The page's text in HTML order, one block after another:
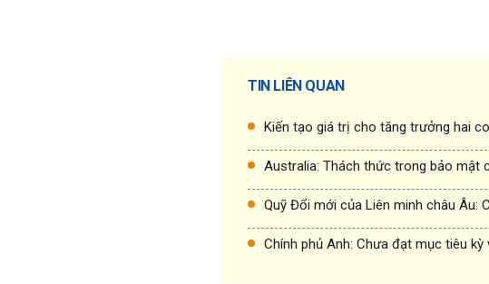
TIN LIÊN QUAN
Kiến tạo giá trị cho tăng trưởng hai
Australia: Thách thức trong bảo mật
Quỹ Đổi mới của Liên minh châu Âu:
Chính phủ Anh: Chưa đạt mục tiêu